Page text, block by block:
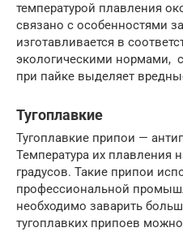
температурой плавления
связано с особенностями
изготавливается в
экологическими нормами,
при пайке выделяет
Тугоплавкие
Тугоплавкие припои —
Температура их плавления
градусов. Такие припои
профессиональной
необходимо заварить
тугоплавких припоев